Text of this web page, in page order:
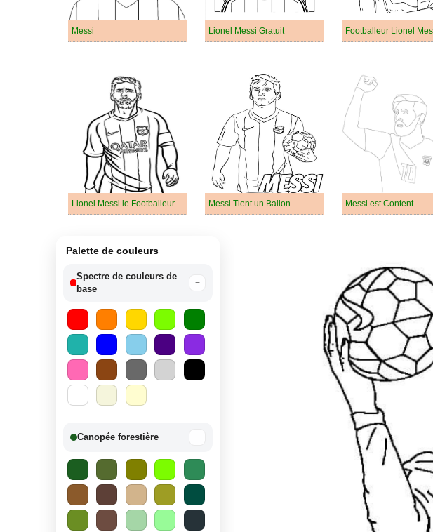
Messi Lionel Messi Gratuit Footballeur Lionel
Lionel Messi le Footballeur Messi Tient un Ballon Messi est Content
Palette de couleurs
Spectre de couleurs de
base
−
Canopée forestière −